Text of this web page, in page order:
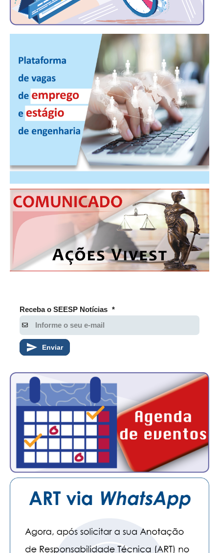
BENEFÍCIOS
APOSENTADORIA
PLANO DE SAÚDE
SEESPPREV
CONSÓRCIOS
CAMPANHAS SALARIAIS
NOTÍCIAS
CONTEÚDO ESPECIAL
JORNAL DO ENGENHEIRO
AGENDA
FOTOS
PUBLICAÇÕES
PUBLICIDADE
MANUAL DE REDAÇÃO
RELEASES
CADASTRO
ATUALIZAÇÃO CADASTRAL
NÚCLEO JOVEM
Receba o SEESP Notícias *
Enviar